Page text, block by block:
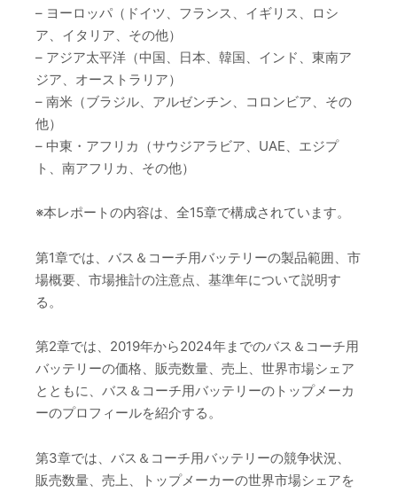
– ヨーロッパ（ドイツ、フランス、イギリス、ロシ
ア、イタリア、その他）
– アジア太平洋（中国、日本、韓国、インド、東南ア
ジア、オーストラリア）
– 南米（ブラジル、アルゼンチン、コロンビア、その
他）
– 中東・アフリカ（サウジアラビア、UAE、エジプ
ト、南アフリカ、その他）
※本レポートの内容は、全15章で構成されています。
第1章では、バス＆コーチ用バッテリーの製品範囲、市
場概要、市場推計の注意点、基準年について説明す
る。
第2章では、2019年から2024年までのバス＆コーチ用
バッテリーの価格、販売数量、売上、世界市場シェア
とともに、バス＆コーチ用バッテリーのトップメーカ
ーのプロフィールを紹介する。
第3章では、バス＆コーチ用バッテリーの競争状況、
販売数量、売上、トップメーカーの世界市場シェアを